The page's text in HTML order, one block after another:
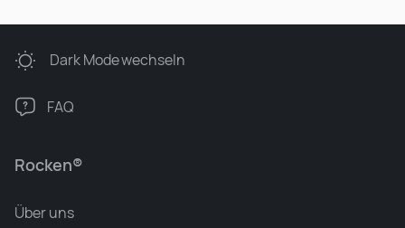
Rocken®
Über uns
Dark Modewechseln
FAQ